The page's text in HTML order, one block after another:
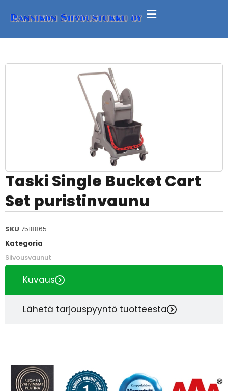
Taski Single Bucket Cart
Set puristinvaunu
SKU 7518865
Kategoria
Siivousvaunut
Kuvaus
Lähetä tarjouspyyntö tuotteesta